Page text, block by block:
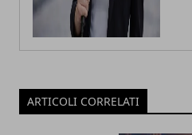
ARTICOLI CORRELATI